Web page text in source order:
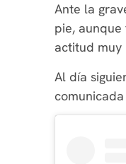
Ante la
pie,
actitud muy
Al día